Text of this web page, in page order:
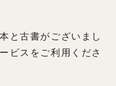
と古書がございまし
ビスをご利用くださ